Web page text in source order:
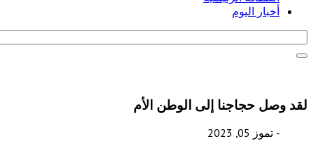
أخبار اليوم
لقد وصل حجاجنا إلى الوطن الأم
- تموز 05, 2023